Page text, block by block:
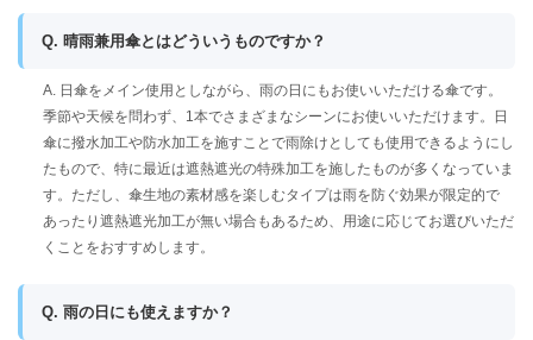
Q. 晴雨兼用傘とはどういうものですか？
A. 日傘をメイン使用としながら、雨の日にもお使いいただける傘です。
季節や天候を問わず、1本でさまざまなシーンにお使いいただけます。日
傘に撥水加工や防水加工を施すことで雨除けとしても使用できるようにし
たもので、特に最近は遮熱遮光の特殊加工を施したものが多くなっていま
す。ただし、傘生地の素材感を楽しむタイプは雨を防ぐ効果が限定的で
あったり遮熱遮光加工が無い場合もあるため、用途に応じてお選びいただ
くことをおすすめします。
Q. 雨の日にも使えますか？